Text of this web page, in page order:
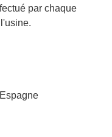
par chaque